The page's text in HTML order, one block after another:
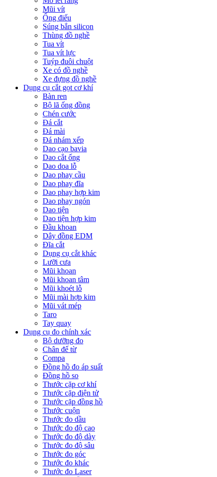
Mũi vít
Ống điếu
Súng bắn silicon
Thùng đồ nghề
Tua vít
Tua vít lực
Tuýp đuôi chuột
Xe có đồ nghề
Xe đựng đồ nghề
Dụng cụ cắt gọt cơ khí
Bàn ren
Bộ lã ống đồng
Chén cước
Đá cắt
Đá mài
Đá nhám xếp
Dao cạo bavia
Dao cắt ống
Dao doa lỗ
Dao phay cầu
Dao phay đĩa
Dao phay hợp kim
Dao phay ngón
Dao tiện
Dao tiện hợp kim
Đầu khoan
Dây đồng EDM
Đĩa cắt
Dụng cụ cắt khác
Lưỡi cưa
Mũi khoan
Mũi khoan tâm
Mũi khoét lỗ
Mũi mài hợp kim
Mũi vát mép
Taro
Tay quay
Dụng cụ đo chính xác
Bộ dưỡng đo
Chân đế từ
Compa
Đồng hồ đo áp suất
Đồng hồ so
Thước cặp cơ khí
Thước cặp điện tử
Thước cặp đồng hồ
Thước cuộn
Thước đo dầu
Thước đo độ cao
Thước đo độ dày
Thước đo độ sâu
Thước đo góc
Thước đo khác
Thước đo Laser